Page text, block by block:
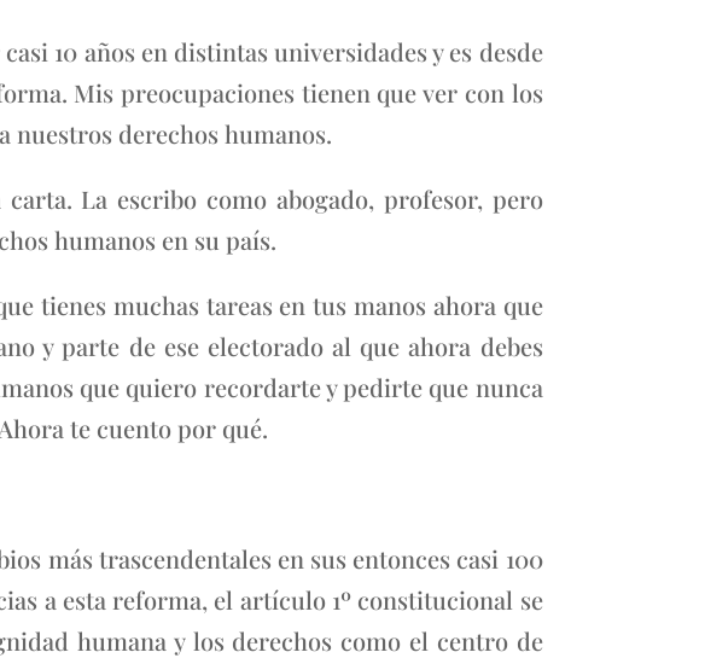
10 años en distintas universidades y es desde
Mis preocupaciones tienen que ver con los
nuestros derechos humanos.
La escribo como abogado, profesor, pero
humanos en su país.
tienes muchas tareas en tus manos ahora que
y parte de ese electorado al que ahora debes
que quiero recordarte y pedirte que nunca
te cuento por qué.
más trascendentales en sus entonces casi 100
a esta reforma, el artículo 1º constitucional se
humana y los derechos como el centro de